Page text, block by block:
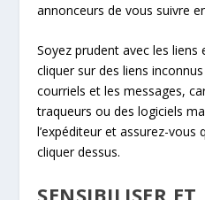
annonceurs de vous suivre
Soyez prudent avec les liens
cliquer sur des liens
courriels et les messages,
traqueurs ou des logiciels
l’expéditeur et assurez-vous
cliquer dessus.
SENSIBILISER ET